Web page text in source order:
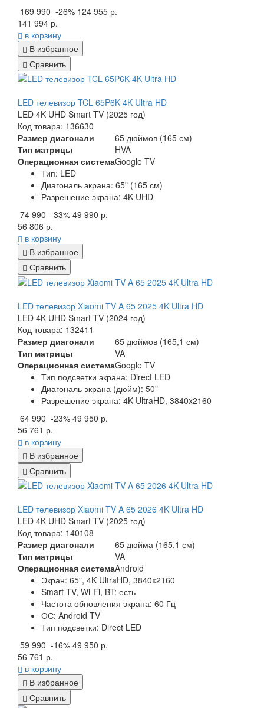
169 990 -26% 124 955 р.
141 994 р.
в корзину
В избранное
Сравнить
LED телевизор TCL 65P6K 4K Ultra HD
LED 4K UHD Smart TV (2025 год)
Код товара: 136630
Размер диагонали
65 дюймов (165 см)
Тип матрицы
HVA
Операционная системаGoogle TV
Тип: LED
Диагональ экрана: 65" (165 см)
Разрешение экрана: 4K UHD
74 990 -33% 49 990 р.
56 806 р.
в корзину
В избранное
Сравнить
LED телевизор Xiaomi TV A 65 2025 4K Ultra HD
LED 4K UHD Smart TV (2024 год)
Код товара: 132411
Размер диагонали
65 дюймов (165,1 см)
Тип матрицы
VA
Операционная системаGoogle TV
Тип подсветки экрана: Direct LED
Диагональ экрана (дюйм): 50"
Разрешение экрана: 4K UltraHD, 3840x2160
64 990 -23% 49 950 р.
56 761 р.
в корзину
В избранное
Сравнить
LED телевизор Xiaomi TV A 65 2026 4K Ultra HD
LED 4K UHD Smart TV (2025 год)
Код товара: 140108
Размер диагонали
65 дюйма (165.1 см)
Тип матрицы
VA
Операционная системаAndroid
Экран: 65", 4K UltraHD, 3840x2160
Smart TV, Wi-Fi, BT: есть
Частота обновления экрана: 60 Гц
ОС: Android TV
Тип подсветки: Direct LED
59 990 -16% 49 950 р.
56 761 р.
в корзину
В избранное
Сравнить